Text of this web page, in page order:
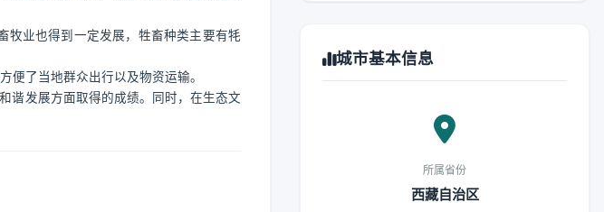
牧业也得到一定发展，牲畜种类主要有牦
便了当地群众出行以及物资运输。
谐发展方面取得的成绩。同时，在生态文
城市基本信息
所属省份
西藏自治区